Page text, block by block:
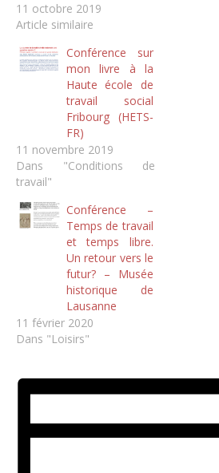
11 octobre 2019
Article similaire
Conférence sur
mon livre à la
Haute école de
travail social
Fribourg (HETS-
FR)
11 novembre 2019
Dans "Conditions de
travail"
Conférence –
Temps de travail
et temps libre.
Un retour vers le
futur? – Musée
historique de
Lausanne
11 février 2020
Dans "Loisirs"